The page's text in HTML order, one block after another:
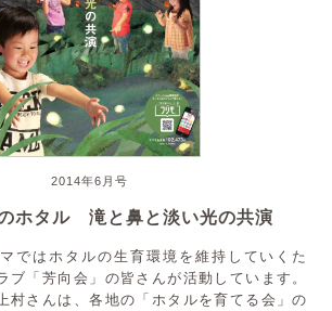
2014年6月号
ホタル 滝と鼻と淡い光の共演
ではホタルの生育環境を維持していくた
ブ「芳向会」の皆さんが活動しています。
村さんは、各地の「ホタルを育てる会」の